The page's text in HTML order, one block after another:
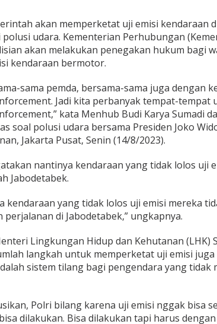
akan memperketat uji emisi kendaraan
udara. Kementerian Perhubungan
akan melakukan penegakan hukum bagi
kendaraan bermotor.
sama pemda, bersama-sama juga dengan
Jadi kita perbanyak tempat-tempat
kata Menhub Budi Karya Sumadi
soal polusi udara bersama Presiden Joko
Jakarta Pusat, Senin (14/8/2023).
nantinya kendaraan yang tidak lolos uji
Jabodetabek.
kendaraan yang tidak lolos uji emisi mereka
di Jabodetabek,” ungkapnya.
Lingkungan Hidup dan Kehutanan (LHK)
langkah untuk memperketat uji emisi
sistem tilang bagi pengendara yang tidak
Polri bilang karena uji emisi nggak bisa
dilakukan. Bisa dilakukan tapi harus